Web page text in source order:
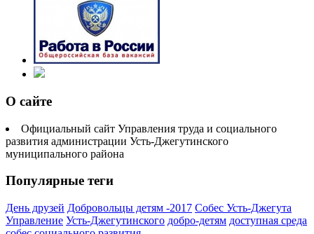
О сайте
Официальный сайт Управления труда и социального
развития администрации Усть-Джегутинского
муниципального района
Популярные теги
День друзей Добровольцы детям -2017 Собес Усть-Джегута
Управление Усть-Джегутинского добро-детям доступная среда